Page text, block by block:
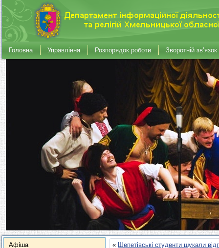
Головна Управління Розпорядок роботи Зворотній зв’язок
Афіша « Шепетівські студенти шукали